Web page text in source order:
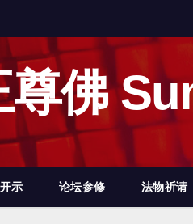
尊佛
示 论坛参修 法物祈请